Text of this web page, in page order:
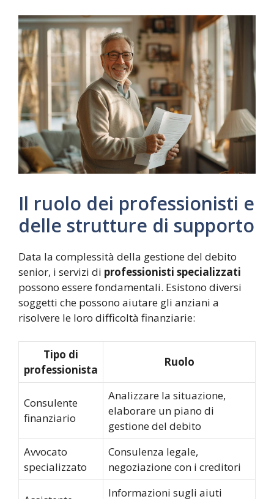
Il ruolo dei professionisti e
delle strutture di supporto
Data la complessità della gestione del debito
senior, i servizi di professionisti specializzati
possono essere fondamentali. Esistono diversi
soggetti che possono aiutare gli anziani a
risolvere le loro difficoltà finanziarie:
Tipo di
professionista
Ruolo
Consulente
finanziario
Analizzare la situazione,
elaborare un piano di
gestione del debito
Avvocato
specializzato
Consulenza legale,
negoziazione con i creditori
Informazioni sugli aiuti